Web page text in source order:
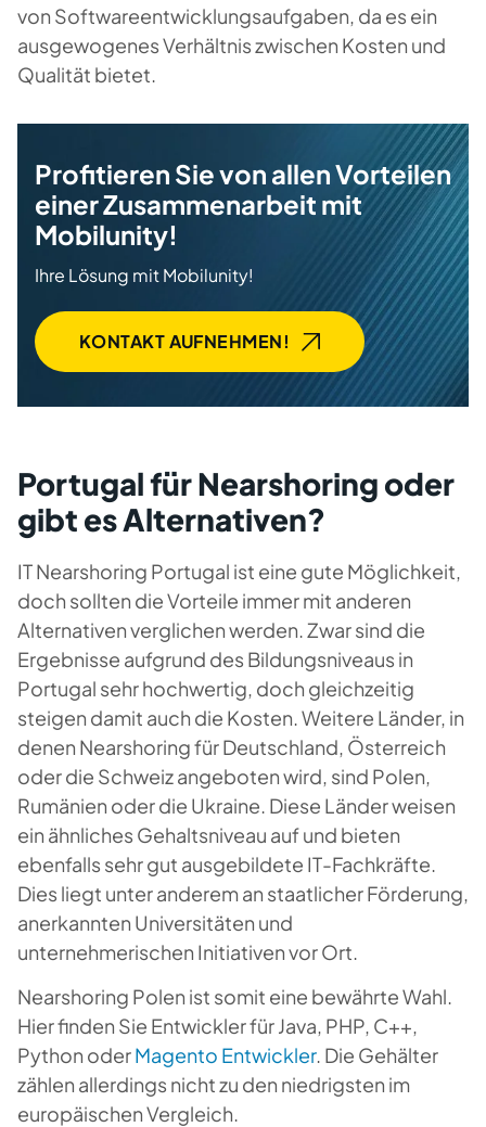
von Softwareentwicklungsaufgaben, da es ein
ausgewogenes Verhältnis zwischen Kosten und
Qualität bietet.
Profitieren Sie von allen Vorteilen
einer Zusammenarbeit mit
Mobilunity!
Ihre Lösung mit Mobilunity!
KONTAKT AUFNEHMEN!
Portugal für Nearshoring oder
gibt es Alternativen?
IT Nearshoring Portugal ist eine gute Möglichkeit,
doch sollten die Vorteile immer mit anderen
Alternativen verglichen werden. Zwar sind die
Ergebnisse aufgrund des Bildungsniveaus in
Portugal sehr hochwertig, doch gleichzeitig
steigen damit auch die Kosten. Weitere Länder, in
denen Nearshoring für Deutschland, Österreich
oder die Schweiz angeboten wird, sind Polen,
Rumänien oder die Ukraine. Diese Länder weisen
ein ähnliches Gehaltsniveau auf und bieten
ebenfalls sehr gut ausgebildete IT-Fachkräfte.
Dies liegt unter anderem an staatlicher Förderung,
anerkannten Universitäten und
unternehmerischen Initiativen vor Ort.
Nearshoring Polen ist somit eine bewährte Wahl.
Hier finden Sie Entwickler für Java, PHP, C++,
Python oderMagento Entwickler. Die Gehälter
zählen allerdings nicht zu den niedrigsten im
europäischen Vergleich.